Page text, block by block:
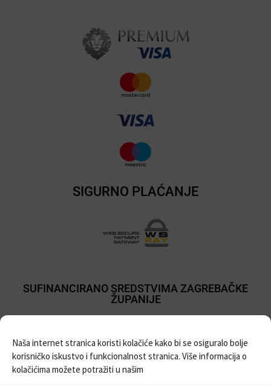
Naša internet stranica koristi kolačiće kako bi se osiguralo bolje
korisničko iskustvo i funkcionalnost stranica. Više informacija o
kolačićima možete potražiti u našim
SIGURNO PLAĆANJE
SUFINANCIRANO SREDSTVIMA ZAGREBAČKE
ŽUPANIJE